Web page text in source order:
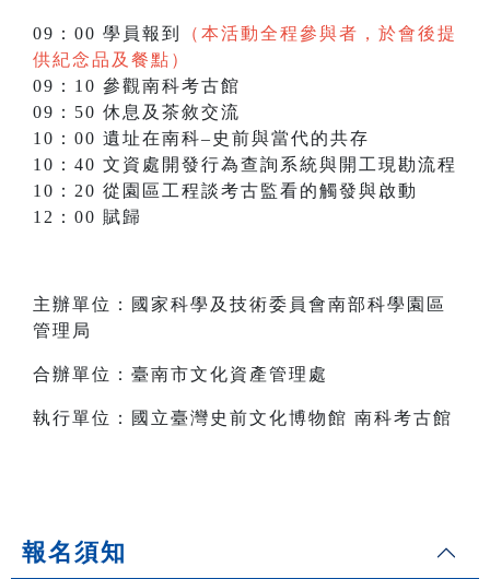
09：00 學員報到
（本活動全程參與者，於會後提
供紀念品及餐點）
09：10 參觀南科考古館
09：50 休息及茶敘交流
10：00 遺址在南科–史前與當代的共存
10：40 文資處開發行為查詢系統與開工現勘流程
10：20 從園區工程談考古監看的觸發與啟動
12：00 賦歸
主辦單位：國家科學及技術委員會南部科學園區
管理局
合辦單位：臺南市文化資產管理處
執行單位：國立臺灣史前文化博物館 南科考古館
報名須知